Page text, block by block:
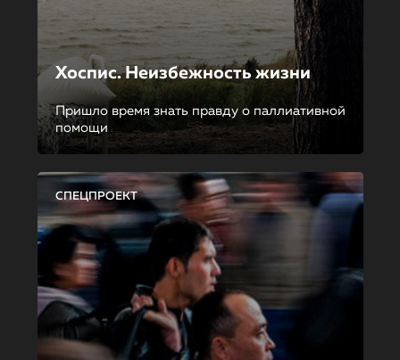
Хоспис. Неизбежность жизни
Пришло время знать правду о паллиативной
помощи
СПЕЦПРОЕКТ